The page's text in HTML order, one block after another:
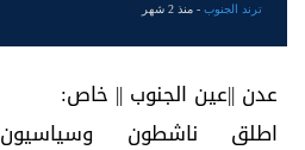
ترند الجنوب- منذ 2 شهر
عدن ||عين الجنوب || خاص:
اطلق ناشطون